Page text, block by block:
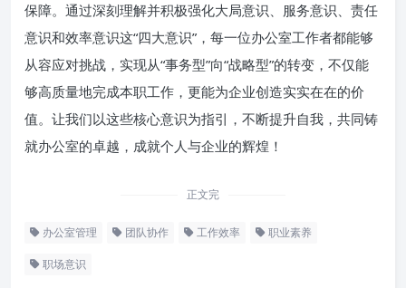
保障。通过深刻理解并积极强化大局意识、服务意识、责任
意识和效率意识这“四大意识”，每一位办公室工作者都能够
从容应对挑战，实现从“事务型”向“战略型”的转变，不仅能
够高质量地完成本职工作，更能为企业创造实实在在的价
值。让我们以这些核心意识为指引，不断提升自我，共同铸
就办公室的卓越，成就个人与企业的辉煌！
正文完
办公室管理 团队协作 工作效率 职业素养
职场意识